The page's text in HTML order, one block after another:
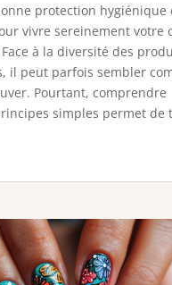
protection hygiénique
vivre sereinement votre
à la diversité des
il peut parfois sembler
Pourtant, comprendre
simples permet de